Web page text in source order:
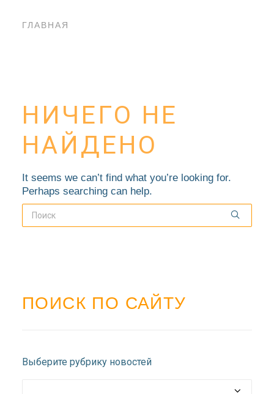
ДОЛГОПРУДНЕНСКОЕ
БЛАГОЧИНИЕ
ГЛАВНАЯ
НИЧЕГО НЕ
НАЙДЕНО
It seems we can’t find what you’re looking for.
Perhaps searching can help.
ПОИСК ПО САЙТУ
Выберите рубрику новостей